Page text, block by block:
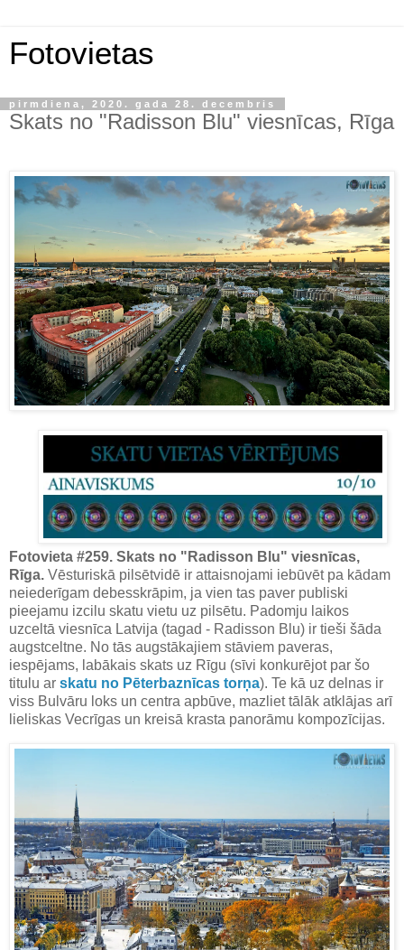
Fotovietas
pirmdiena, 2020. gada 28. decembris
Skats no "Radisson Blu" viesnīcas, Rīga
Fotovieta #259. Skats no "Radisson Blu" viesnīcas,
Rīga. Vēsturiskā pilsētvidē ir attaisnojami iebūvēt pa kādam
neiederīgam debesskrāpim, ja vien tas paver publiski
pieejamu izcilu skatu vietu uz pilsētu. Padomju laikos
uzceltā viesnīca Latvija (tagad - Radisson Blu) ir tieši šāda
augstceltne. No tās augstākajiem stāviem paveras,
iespējams, labākais skats uz Rīgu (sīvi konkurējot par šo
titulu ar skatu no Pēterbaznīcas torņa). Te kā uz delnas ir
viss Bulvāru loks un centra apbūve, mazliet tālāk atklājas arī
lieliskas Vecrīgas un kreisā krasta panorāmu kompozīcijas.